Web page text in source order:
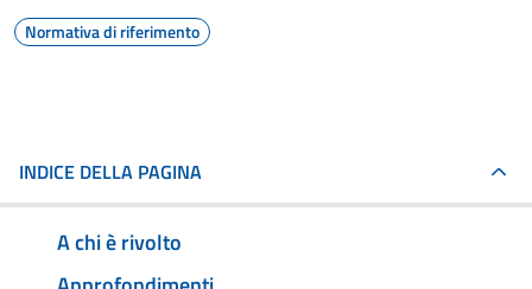
Normativa di riferimento
INDICE DELLA PAGINA
A chi è rivolto